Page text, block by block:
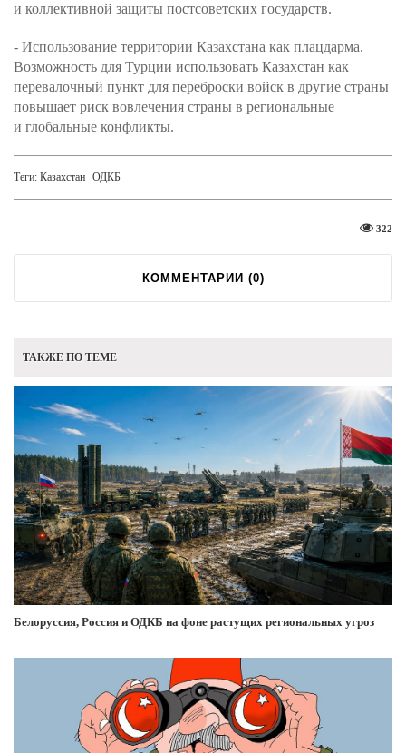
и коллективной защиты постсоветских государств.
- Использование территории Казахстана как плацдарма.
Возможность для Турции использовать Казахстан как
перевалочный пункт для переброски войск в другие страны
повышает риск вовлечения страны в региональные
и глобальные конфликты.
Теги: Казахстан ОДКБ
322
КОММЕНТАРИИ (0)
ТАКЖЕ ПО ТЕМЕ
Белоруссия, Россия и ОДКБ на фоне растущих региональных угроз